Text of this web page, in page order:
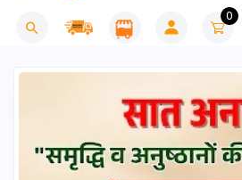
0